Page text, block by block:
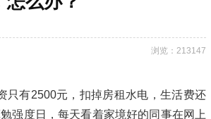
浏览：213147
只有2500元，扣掉房租水电，生活费还
强度日，每天看着家境好的同事在网上